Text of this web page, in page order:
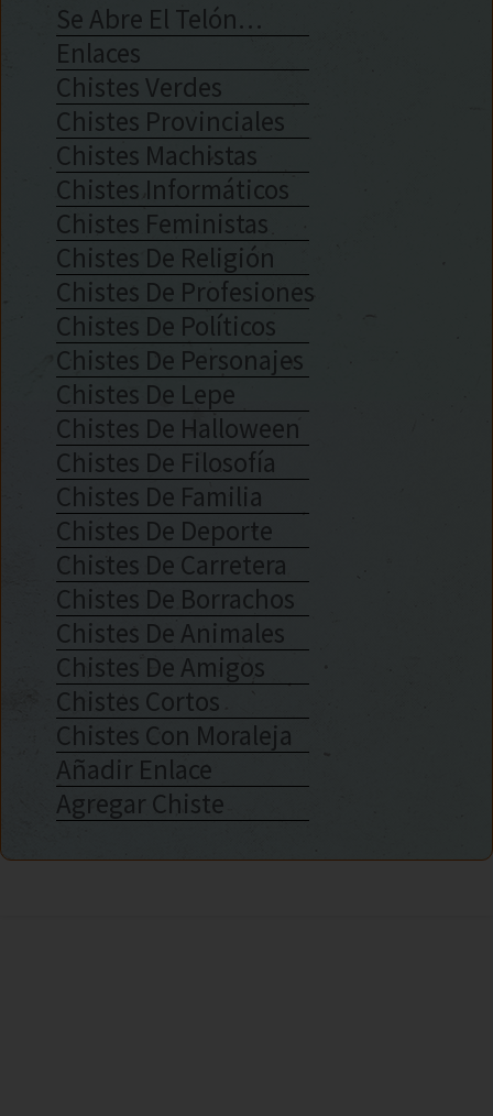
Se Abre El Telón…
Enlaces
Chistes Verdes
Chistes Provinciales
Chistes Machistas
Chistes Informáticos
Chistes Feministas
Chistes De Religión
Chistes De Profesiones
Chistes De Políticos
Chistes De Personajes
Chistes De Lepe
Chistes De Halloween
Chistes De Filosofía
Chistes De Familia
Chistes De Deporte
Chistes De Carretera
Chistes De Borrachos
Chistes De Animales
Chistes De Amigos
Chistes Cortos
Chistes Con Moraleja
Añadir Enlace
Agregar Chiste